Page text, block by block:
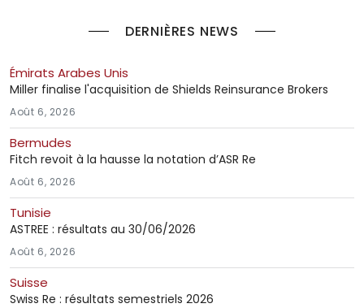
DERNIÈRES NEWS
Émirats Arabes Unis
Miller finalise l'acquisition de Shields Reinsurance Brokers
Août 6, 2026
Bermudes
Fitch revoit à la hausse la notation d’ASR Re
Août 6, 2026
Tunisie
ASTREE : résultats au 30/06/2026
Août 6, 2026
Suisse
Swiss Re : résultats semestriels 2026